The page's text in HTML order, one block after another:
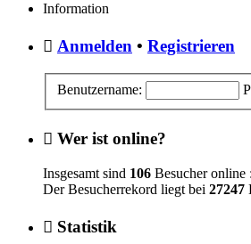
Information
Anmelden • Registrieren
Benutzername:
Wer ist online?
Insgesamt sind 106 Besucher online
Der Besucherrekord liegt bei 27247
Statistik